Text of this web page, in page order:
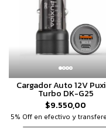
Cargador Auto 12V
Turbo DK-G25
$9.550,00
5% Off en efectivo y